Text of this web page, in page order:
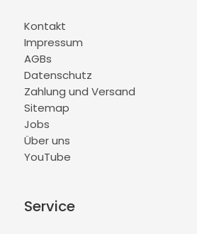
Kontakt
Impressum
AGBs
Datenschutz
Zahlung und Versand
Sitemap
Jobs
Über uns
YouTube
Service